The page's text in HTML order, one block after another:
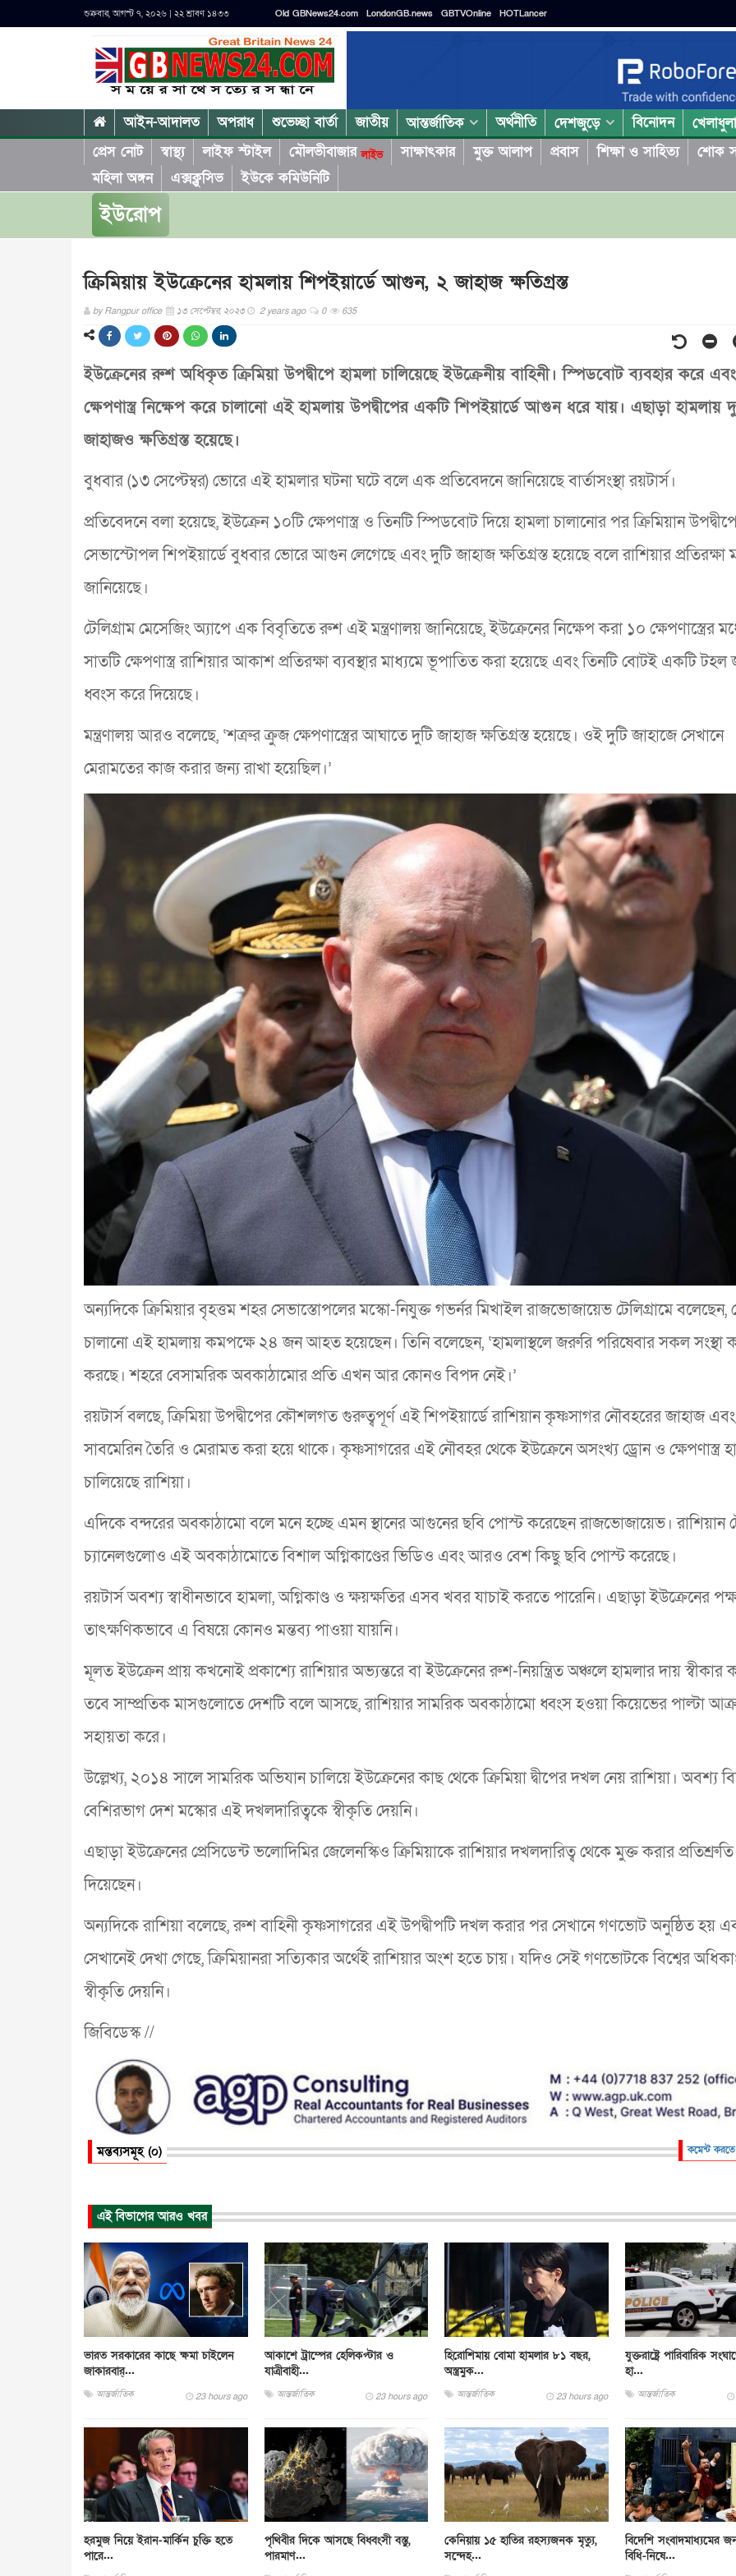
শুক্রবার, আগস্ট ৭, ২০২৬ | ২২ শ্রাবণ ১৪৩৩ Old GBNews24.com LondonGB.news GBTVOnline HOTLancer
আইন-আদালত অপরাধ শুভেচ্ছা বার্তা জাতীয় আন্তর্জাতিক অর্থনীতি দেশজুড়ে বিনোদন
প্রেস নোট
স্বাস্থ্য লাইফ স্টাইল মৌলভীবাজারলাইভ সাক্ষাৎকার মুক্ত আলাপ প্রবাস শিক্ষা ও সাহিত্য শোক
মহিলা অঙ্গন
এক্সক্লুসিভ ইউকে কমিউনিটি
ইউরোপ
ক্রিমিয়ায় ইউক্রেনের হামলায় শিপইয়ার্ডে আগুন, ২ জাহাজ ক্ষতিগ্রস্ত
byRangpur office ১৩ সেপ্টেম্বর, ২০২৩ 2 years ago 0 635
ইউক্রেনের রুশ অধিকৃত ক্রিমিয়া উপদ্বীপে হামলা চালিয়েছে ইউক্রেনীয় বাহিনী। স্পিডবোট ব্যবহার করে এবং
ক্ষেপণাস্ত্র নিক্ষেপ করে চালানো এই হামলায় উপদ্বীপের একটি শিপইয়ার্ডে আগুন ধরে যায়। এছাড়া হামলায়
জাহাজও ক্ষতিগ্রস্ত হয়েছে।
বুধবার (১৩ সেপ্টেম্বর) ভোরে এই হামলার ঘটনা ঘটে বলে এক প্রতিবেদনে জানিয়েছে বার্তাসংস্থা রয়টার্স।
প্রতিবেদনে বলা হয়েছে, ইউক্রেন ১০টি ক্ষেপণাস্ত্র ও তিনটি স্পিডবোট দিয়ে হামলা চালানোর পর ক্রিমিয়ান
সেভাস্টোপল শিপইয়ার্ডে বুধবার ভোরে আগুন লেগেছে এবং দুটি জাহাজ ক্ষতিগ্রস্ত হয়েছে বলে রাশিয়ার প্রতিরক্ষা
জানিয়েছে।
টেলিগ্রাম মেসেজিং অ্যাপে এক বিবৃতিতে রুশ এই মন্ত্রণালয় জানিয়েছে, ইউক্রেনের নিক্ষেপ করা ১০ ক্ষেপণাস্ত্রের
সাতটি ক্ষেপণাস্ত্র রাশিয়ার আকাশ প্রতিরক্ষা ব্যবস্থার মাধ্যমে ভূপাতিত করা হয়েছে এবং তিনটি বোটই একটি টহল
ধ্বংস করে দিয়েছে।
মন্ত্রণালয় আরও বলেছে, ‘শত্রুর ক্রুজ ক্ষেপণাস্ত্রের আঘাতে দুটি জাহাজ ক্ষতিগ্রস্ত হয়েছে। ওই দুটি জাহাজে সেখানে
মেরামতের কাজ করার জন্য রাখা হয়েছিল।’
অন্যদিকে ক্রিমিয়ার বৃহত্তম শহর সেভাস্তোপলের মস্কো-নিযুক্ত গভর্নর মিখাইল রাজভোজায়েভ টেলিগ্রামে বলেছেন,
চালানো এই হামলায় কমপক্ষে ২৪ জন আহত হয়েছেন। তিনি বলেছেন, ‘হামলাস্থলে জরুরি পরিষেবার সকল সংস্থা
করছে। শহরে বেসামরিক অবকাঠামোর প্রতি এখন আর কোনও বিপদ নেই।’
রয়টার্স বলছে, ক্রিমিয়া উপদ্বীপের কৌশলগত গুরুত্বপূর্ণ এই শিপইয়ার্ডে রাশিয়ান কৃষ্ণসাগর নৌবহরের জাহাজ এবং
সাবমেরিন তৈরি ও মেরামত করা হয়ে থাকে। কৃষ্ণসাগরের এই নৌবহর থেকে ইউক্রেনে অসংখ্য ড্রোন ও ক্ষেপণাস্ত্র
চালিয়েছে রাশিয়া।
এদিকে বন্দরের অবকাঠামো বলে মনে হচ্ছে এমন স্থানের আগুনের ছবি পোস্ট করেছেন রাজভোজায়েভ। রাশিয়ান
চ্যানেলগুলোও এই অবকাঠামোতে বিশাল অগ্নিকাণ্ডের ভিডিও এবং আরও বেশ কিছু ছবি পোস্ট করেছে।
রয়টার্স অবশ্য স্বাধীনভাবে হামলা, অগ্নিকাণ্ড ও ক্ষয়ক্ষতির এসব খবর যাচাই করতে পারেনি। এছাড়া ইউক্রেনের
তাৎক্ষণিকভাবে এ বিষয়ে কোনও মন্তব্য পাওয়া যায়নি।
মূলত ইউক্রেন প্রায় কখনোই প্রকাশ্যে রাশিয়ার অভ্যন্তরে বা ইউক্রেনের রুশ-নিয়ন্ত্রিত অঞ্চলে হামলার দায় স্বীকার
তবে সাম্প্রতিক মাসগুলোতে দেশটি বলে আসছে, রাশিয়ার সামরিক অবকাঠামো ধ্বংস হওয়া কিয়েভের পাল্টা
সহায়তা করে।
উল্লেখ্য, ২০১৪ সালে সামরিক অভিযান চালিয়ে ইউক্রেনের কাছ থেকে ক্রিমিয়া দ্বীপের দখল নেয় রাশিয়া। অবশ্য
বেশিরভাগ দেশ মস্কোর এই দখলদারিত্বকে স্বীকৃতি দেয়নি।
এছাড়া ইউক্রেনের প্রেসিডেন্ট ভলোদিমির জেলেনস্কিও ক্রিমিয়াকে রাশিয়ার দখলদারিত্ব থেকে মুক্ত করার প্রতিশ্রুতি
দিয়েছেন।
অন্যদিকে রাশিয়া বলেছে, রুশ বাহিনী কৃষ্ণসাগরের এই উপদ্বীপটি দখল করার পর সেখানে গণভোট অনুষ্ঠিত হয়
সেখানেই দেখা গেছে, ক্রিমিয়ানরা সত্যিকার অর্থেই রাশিয়ার অংশ হতে চায়। যদিও সেই গণভোটকে বিশ্বের
স্বীকৃতি দেয়নি।
জিবিডেস্ক //
মন্তব্যসমূহ (০) কমেন্ট
এই বিভাগের আরও খবর
ভারত সরকারের কাছে ক্ষমা চাইলেন
জাকারবার্...
আন্তর্জাতিক 23 hours ago
আকাশে ট্রাম্পের হেলিকপ্টার ও
যাত্রীবাহী...
আন্তর্জাতিক 23 hours ago
হিরোশিমায় বোমা হামলার ৮১ বছর,
অস্ত্রমুক...
আন্তর্জাতিক 23 hours ago
যুক্তরাষ্ট্রে পারিবারিক
হা...
আন্তর্জাতিক
হরমুজ নিয়ে ইরান-মার্কিন চুক্তি হতে
পারে...
পৃথিবীর দিকে আসছে বিধ্বংসী বস্তু,
পারমাণ...
কেনিয়ায় ১৫ হাতির রহস্যজনক মৃত্যু,
সন্দেহ...
বিদেশি সংবাদমাধ্যমের
বিধি-নিষে...